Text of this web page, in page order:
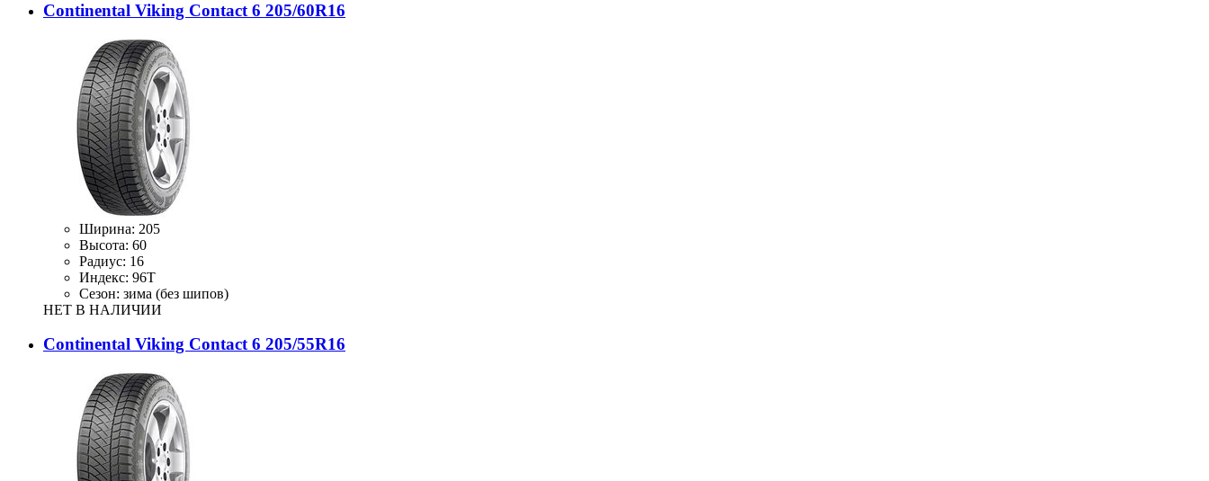
Continental Viking Contact 6 205/60R16
Ширина: 205
Высота: 60
Радиус: 16
Индекс: 96T
Сезон: зима (без шипов)
НЕТ В НАЛИЧИИ
Continental Viking Contact 6 205/55R16